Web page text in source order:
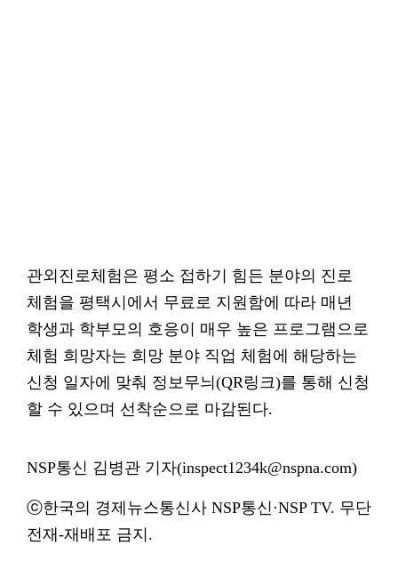
관외진로체험은 평소 접하기 힘든 분야의 진로
체험을 평택시에서 무료로 지원함에 따라 매년
학생과 학부모의 호응이 매우 높은 프로그램으로
체험 희망자는 희망 분야 직업 체험에 해당하는
신청 일자에 맞춰 정보무늬(QR링크)를 통해 신청
할 수 있으며 선착순으로 마감된다.
NSP통신 김병관 기자(inspect1234k@nspna.com)
ⓒ한국의 경제뉴스통신사 NSP통신·NSP TV. 무단
전재-재배포 금지.